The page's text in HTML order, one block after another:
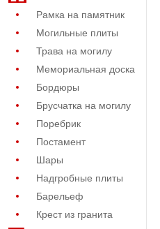
Рамка на памятник
Могильные плиты
Трава на могилу
Мемориальная доска
Бордюры
Брусчатка на могилу
Поребрик
Постамент
Шары
Надгробные плиты
Барельеф
Крест из гранита